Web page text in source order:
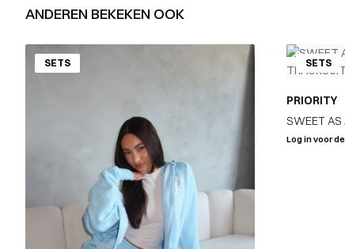
ANDEREN BEKEKEN OOK
SETS SETS
PRIORITY
SWEET AS
– OCEAN
Log in voor